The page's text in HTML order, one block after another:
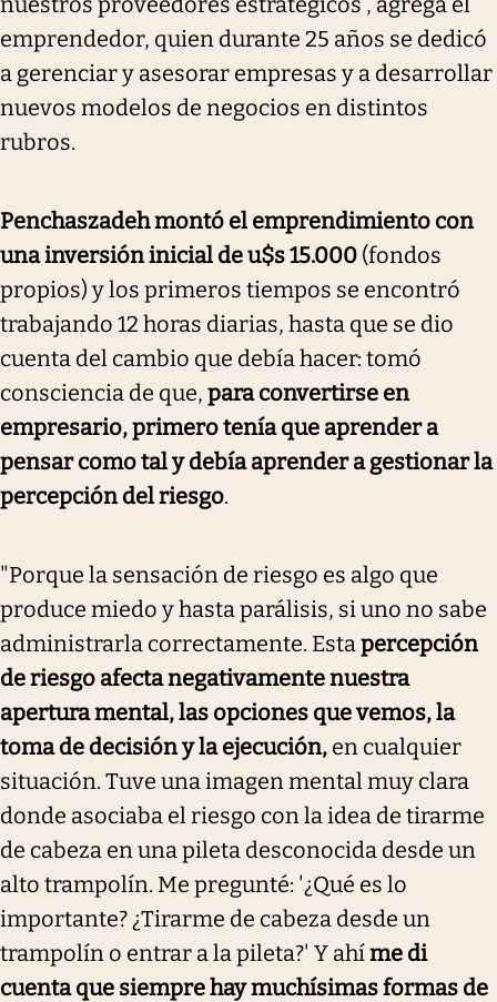
emprendedor, quien durante 25 años se dedicó
a gerenciar y asesorar empresas y a desarrollar
nuevos modelos de negocios en distintos
rubros.
Penchaszadeh montó el emprendimiento con
una inversión inicial de u$s 15.000 (fondos
propios) y los primeros tiempos se encontró
trabajando 12 horas diarias, hasta que se dio
cuenta del cambio que debía hacer: tomó
consciencia de que, para convertirse en
empresario, primero tenía que aprender a
pensar como tal y debía aprender a gestionar la
percepción del riesgo.
"Porque la sensación de riesgo es algo que
produce miedo y hasta parálisis, si uno no sabe
administrarla correctamente. Estapercepción
de riesgo afecta negativamente nuestra
apertura mental, las opciones que vemos, la
toma de decisión y la ejecución, en cualquier
situación. Tuve una imagen mental muy clara
donde asociaba el riesgo con la idea de tirarme
de cabeza en una pileta desconocida desde un
alto trampolín. Me pregunté: '¿Qué es lo
importante? ¿Tirarme de cabeza desde un
trampolín o entrar a la pileta?' Y ahíme di
cuenta que siempre hay muchísimas formas de